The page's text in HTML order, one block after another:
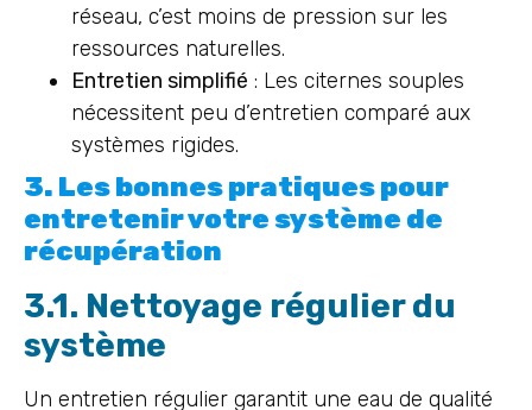
réseau, c’est moins de pression sur les
ressources naturelles.
Entretien simplifié : Les citernes souples
nécessitent peu d’entretien comparé aux
systèmes rigides.
3. Les bonnes pratiques pour
entretenir votre système de
récupération
3.1. Nettoyage régulier du
système
Un entretien régulier garantit une eau de qualité